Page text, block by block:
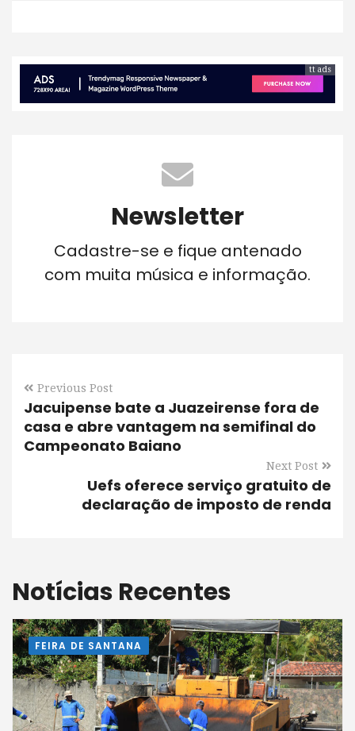
tt ads
Newsletter
Cadastre-se e fique antenado
com muita música e informação.
Previous Post
Jacuipense bate a Juazeirense fora de
casa e abre vantagem na semifinal do
Campeonato Baiano
Next Post
Uefs oferece serviço gratuito de
declaração de imposto de renda
Notícias Recentes
FEIRA DE SANTANA